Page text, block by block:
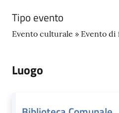
Tipo evento
Evento culturale » Evento
Luogo